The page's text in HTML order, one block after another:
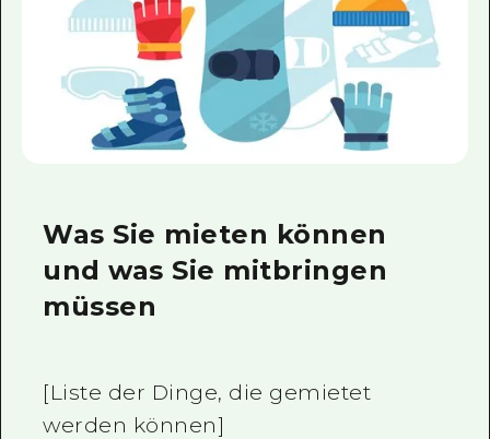
Was Sie mieten können
und was Sie mitbringen
müssen
[Liste der Dinge, die gemietet
werden können]